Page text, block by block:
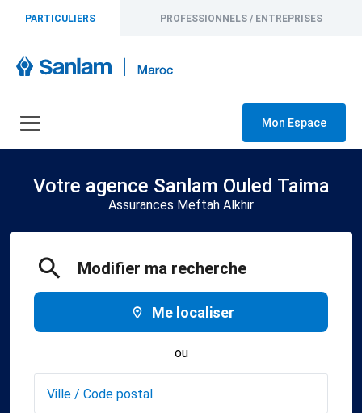
PARTICULIERS PROFESSIONNELS / ENTREPRISES
Mon Espace
Votre agence Sanlam Ouled Taima
Assurances Meftah Alkhir
Modifier ma recherche
Me localiser
ou